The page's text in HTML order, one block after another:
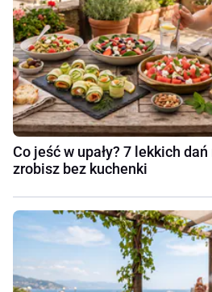
Co jeść w upały? 7 lekkich
zrobisz bez kuchenki